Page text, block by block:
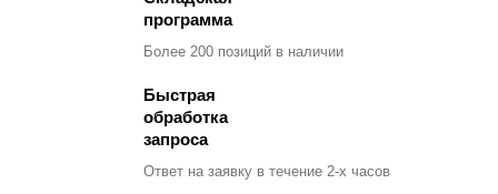
программа
Более 200 позиций в наличии
Быстрая
обработка
запроса
Ответ на заявку в течение 2-х часов